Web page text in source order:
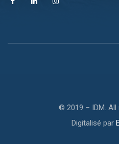
© 2019 – IDM. All
Digitalisé par